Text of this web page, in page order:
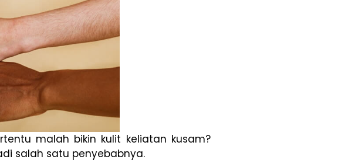
malah bikin kulit keliatan kusam?
salah satu penyebabnya.